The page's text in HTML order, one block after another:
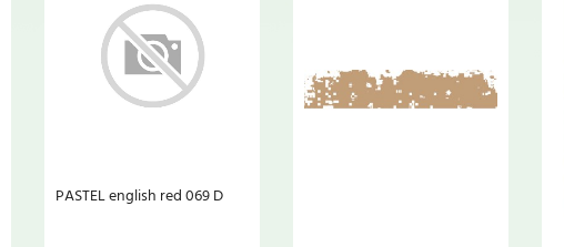
PASTEL english red 069 D